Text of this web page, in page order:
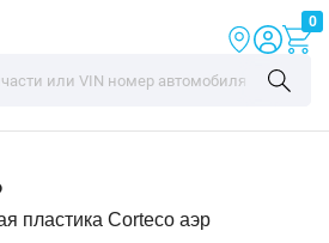
0
пластика Corteco аэр